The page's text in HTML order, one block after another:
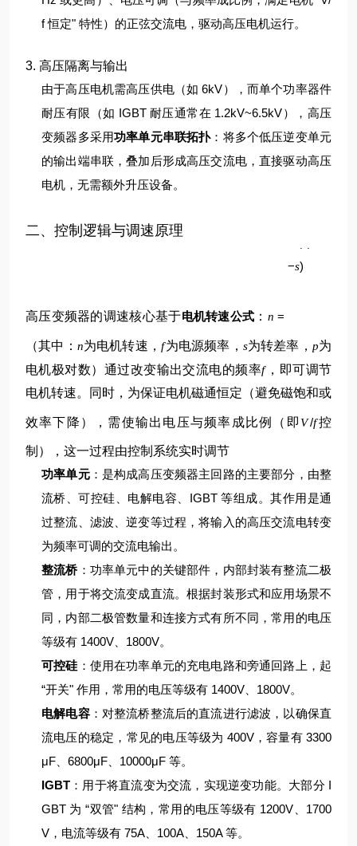
f 恒定" 特性）的正弦交流电，驱动高压电机运行。
3. 高压隔离与输出
由于高压电机需高压供电（如 6kV），而单个功率器件
耐压有限（如 IGBT 耐压通常在 1.2kV~6.5kV），高压
变频器多采用功率单元串联拓扑：将多个低压逆变单元
的输出端串联，叠加后形成高压交流电，直接驱动高压
电机，无需额外升压设备。
二、控制逻辑与调速原理
高压变频器的调速核心基于电机转速公式 ： n =
−s)
（其中： n为电机转速， f为电源频率， s为转差率， p为
电机极对数） 通过改变输出交流电的频率f，即可调节
电机转速。同时，为保证电机磁通恒定（避免磁饱和或
效率下降），需使输出电压与频率成比例（即 V /f控
制），这一过程由控制系统实时调节
功率单元：是构成高压变频器主回路的主要部分，由整
流桥、可控硅、电解电容、IGBT 等组成。其作用是通
过整流、滤波、逆变等过程，将输入的高压交流电转变
为频率可调的交流电输出。
整流桥：功率单元中的关键部件，内部封装有整流二极
管，用于将交流变成直流。根据封装形式和应用场景不
同，内部二极管数量和连接方式有所不同，常用的电压
等级有 1400V、1800V。
可控硅 ：使用在功率单元的充电电路和旁通回路上，起
“开关" 作用，常用的电压等级有 1400V、1800V。
电解电容：对整流桥整流后的直流进行滤波，以确保直
流电压的稳定，常见的电压等级为 400V，容量有 3300
μF、6800μF、10000μF 等。
IGBT ：用于将直流变为交流，实现逆变功能。大部分 I
GBT 为 “双管" 结构，常用的电压等级有 1200V、1700
V，电流等级有 75A、100A、150A 等。